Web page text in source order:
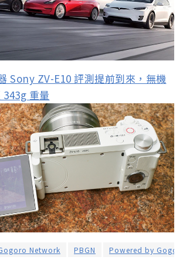
Sony ZV-E10 評測提前到來，無機
343g 重量
Network PBGN Powered by